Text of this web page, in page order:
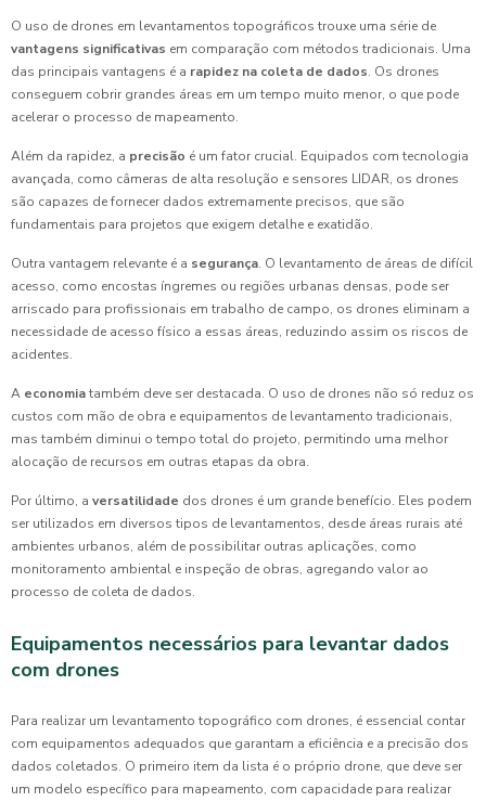
O uso de drones em levantamentos topográficos trouxe uma série de
vantagens significativas em comparação com métodos tradicionais. Uma
das principais vantagens é a rapidez na coleta de dados. Os drones
conseguem cobrir grandes áreas em um tempo muito menor, o que pode
acelerar o processo de mapeamento.
Além da rapidez, a precisão é um fator crucial. Equipados com tecnologia
avançada, como câmeras de alta resolução e sensores LIDAR, os drones
são capazes de fornecer dados extremamente precisos, que são
fundamentais para projetos que exigem detalhe e exatidão.
Outra vantagem relevante é a segurança. O levantamento de áreas de difícil
acesso, como encostas íngremes ou regiões urbanas densas, pode ser
arriscado para profissionais em trabalho de campo, os drones eliminam a
necessidade de acesso físico a essas áreas, reduzindo assim os riscos de
acidentes.
A economiatambém deve ser destacada. O uso de drones não só reduz os
custos com mão de obra e equipamentos de levantamento tradicionais,
mas também diminui o tempo total do projeto, permitindo uma melhor
alocação de recursos em outras etapas da obra.
Por último, a versatilidade dos drones é um grande benefício. Eles podem
ser utilizados em diversos tipos de levantamentos, desde áreas rurais até
ambientes urbanos, além de possibilitar outras aplicações, como
monitoramento ambiental e inspeção de obras, agregando valor ao
processo de coleta de dados.
Equipamentos necessários para levantar dados
com drones
Para realizar um levantamento topográfico com drones, é essencial contar
com equipamentos adequados que garantam a eficiência e a precisão dos
dados coletados. O primeiro item da lista é o próprio drone, que deve ser
um modelo específico para mapeamento, com capacidade para realizar